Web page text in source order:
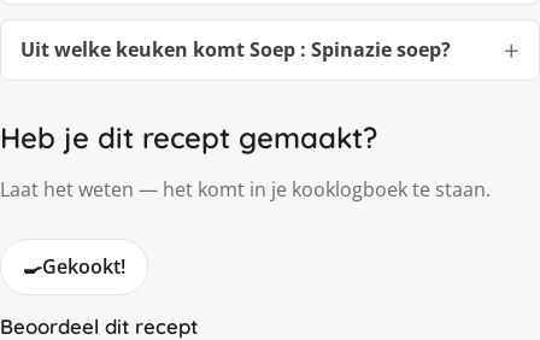
Uit welke keuken komt Soep : Spinazie soep?
Heb je dit recept gemaakt?
Laat het weten — het komt in je kooklogboek te staan.
🍳Gekookt!
Beoordeel dit recept